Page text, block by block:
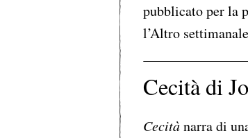
pubblicato per la
l’Altro
Cecità di
Cecitànarra di